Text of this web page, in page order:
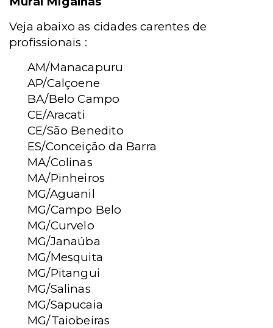
Veja abaixo as cidades carentes de
profissionais :
AM/Manacapuru
AP/Calçoene
BA/Belo Campo
CE/Aracati
CE/São Benedito
ES/Conceição da Barra
MA/Colinas
MA/Pinheiros
MG/Aguanil
MG/Campo Belo
MG/Curvelo
MG/Janaúba
MG/Mesquita
MG/Pitangui
MG/Salinas
MG/Sapucaia
MG/Taiobeiras